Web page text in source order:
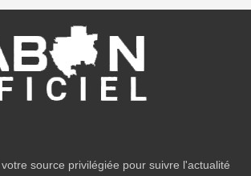
source privilégiée pour suivre l'actualité